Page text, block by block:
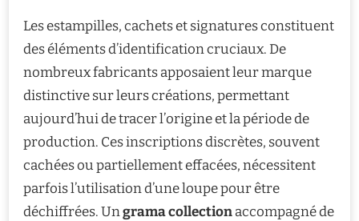
Les estampilles, cachets et signatures constituent
des éléments d’identification cruciaux. De
nombreux fabricants apposaient leur marque
distinctive sur leurs créations, permettant
aujourd’hui de tracer l’origine et la période de
production. Ces inscriptions discrètes, souvent
cachées ou partiellement effacées, nécessitent
parfois l’utilisation d’une loupe pour être
déchiffrées. Ungrama collectionaccompagné de